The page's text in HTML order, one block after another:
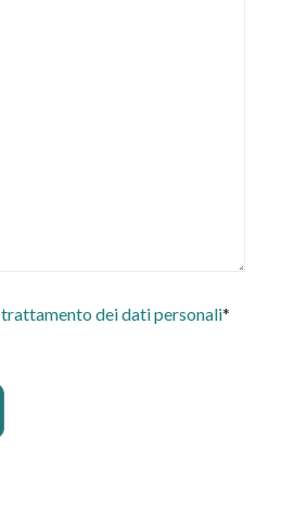
trattamento dei dati personali*